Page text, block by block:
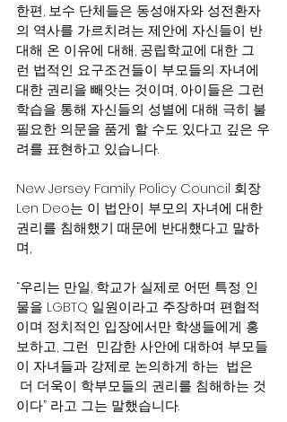
한편, 보수 단체들은 동성애자와 성전환자
의 역사를 가르치려는 제안에 자신들이 반
대해 온 이유에 대해, 공립학교에 대한 그
런 법적인 요구조건들이 부모들의 자녀에
대한 권리을 빼앗는 것이며, 아이들은 그런
학습을 통해 자신들의 성별에 대해 극히 불
필요한 의문을 품게 할 수도 있다고 깊은 우
려를 표현하고 있습니다.
New Jersey Family Policy Council 회장
Len Deo는 이 법안이 부모의 자녀에 대한
권리를 침해했기 때문에 반대했다고 말하
며,
“우리는 만일, 학교가 실제로 어떤 특정 인
물을 LGBTQ 일원이라고 주장하며 편협적
이며 정치적인 입장에서만 학생들에게 홍
보하고, 그런  민감한 사안에 대하여 부모들
이 자녀들과 강제로 논의하게 하는  법은
더 더욱이 학부모들의 권리를 침해하는 것
이다” 라고 그는 말했습니다.